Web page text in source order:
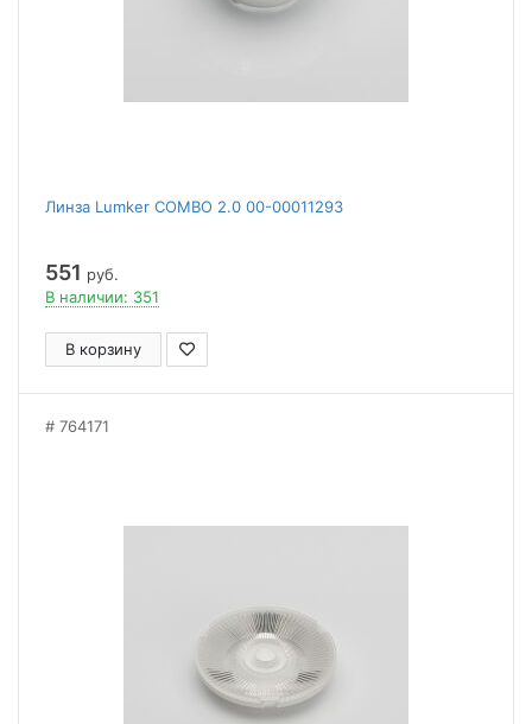
Линза Lumker COMBO 2.0 00-00011293
551 руб.
В наличии: 351
В корзину
764171